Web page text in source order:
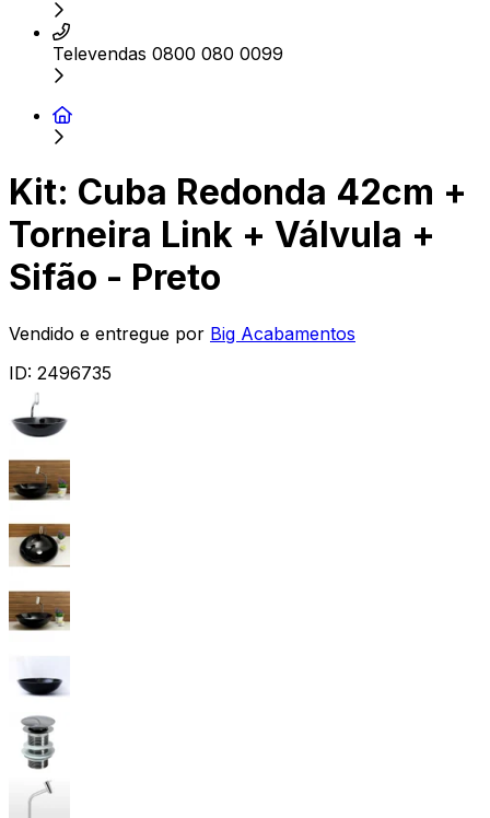
Televendas 0800 080 0099
Kit: Cuba Redonda 42cm +
Torneira Link + Válvula +
Sifão - Preto
Vendido e entregue por Big Acabamentos
ID: 2496735